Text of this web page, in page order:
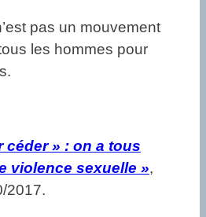
pas un mouvement
les hommes pour
céder » : on a tous
violence sexuelle »,
2017.